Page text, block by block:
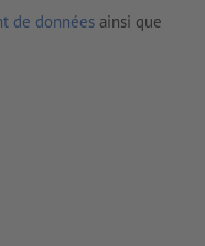
de données ainsi que